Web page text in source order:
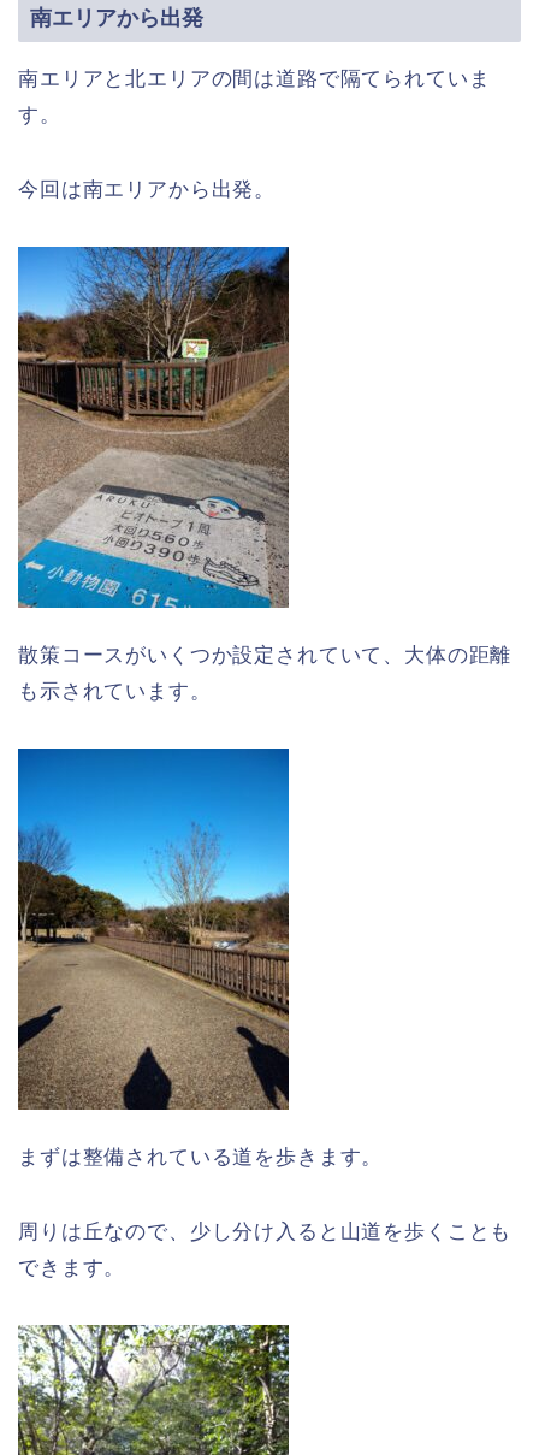
南エリアから出発
南エリアと北エリアの間は道路で隔てられていま
す。
今回は南エリアから出発。
散策コースがいくつか設定されていて、大体の距離
も示されています。
まずは整備されている道を歩きます。
周りは丘なので、少し分け入ると山道を歩くことも
できます。